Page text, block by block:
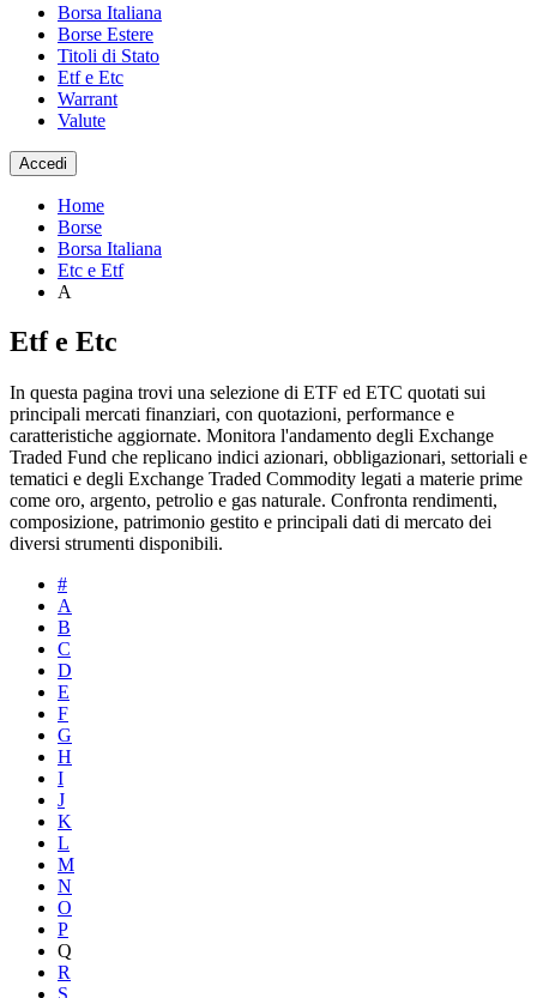
Borsa Italiana
Borse Estere
Titoli di Stato
Etf e Etc
Warrant
Valute
Accedi
Home
Borse
Borsa Italiana
Etc e Etf
A
Etf e Etc
In questa pagina trovi una selezione di ETF ed ETC quotati sui
principali mercati finanziari, con quotazioni, performance e
caratteristiche aggiornate. Monitora l'andamento degli Exchange
Traded Fund che replicano indici azionari, obbligazionari, settoriali e
tematici e degli Exchange Traded Commodity legati a materie prime
come oro, argento, petrolio e gas naturale. Confronta rendimenti,
composizione, patrimonio gestito e principali dati di mercato dei
diversi strumenti disponibili.
#
A
B
C
D
E
F
G
H
I
J
K
L
M
N
O
P
Q
R